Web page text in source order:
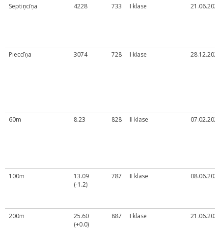
Septiņcīņa 4228 733 I klase
Pieccīņa 3074 728 I klase
60m 8.23 828 II klase
100m
13.09
(-1.2)
787 II klase
200m
25.60
(+0.0)
887 I klase